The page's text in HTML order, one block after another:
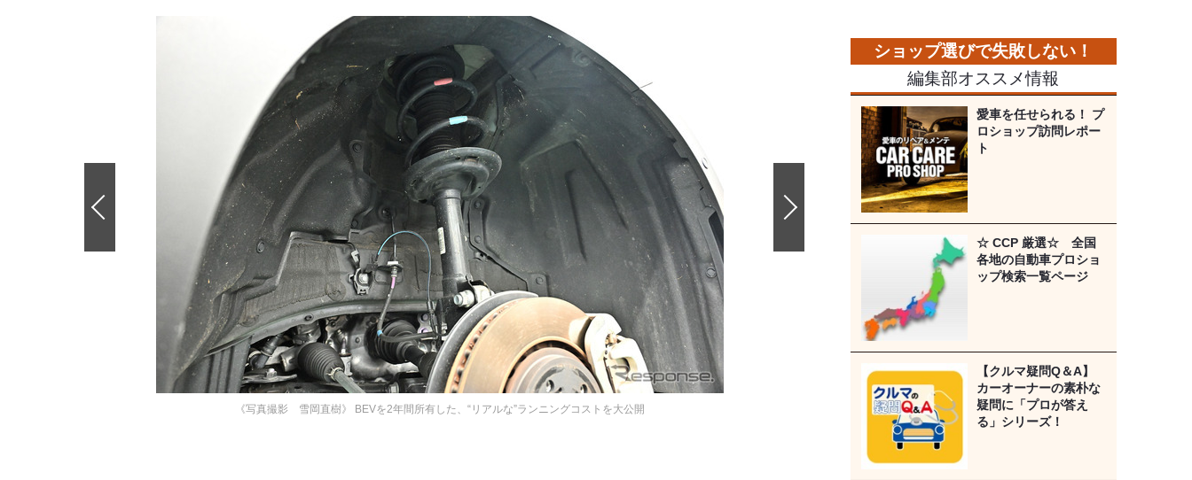
《写真撮影 雪岡直樹》 BEVを2年間所有した、“リアルな”ランニングコストを大公開
編集部オススメ情報
愛車を任せられる！ プ
ロショップ訪問レポー
ト
☆ CCP 厳選☆ 全国
各地の自動車プロショ
ップ検索一覧ページ
【クルマ疑問Q＆A】
カーオーナーの素朴な
疑問に「プロが答え
る」シリーズ！